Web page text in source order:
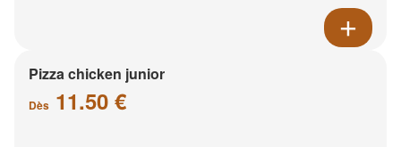
Pizza chicken junior
Dès 11.50 €